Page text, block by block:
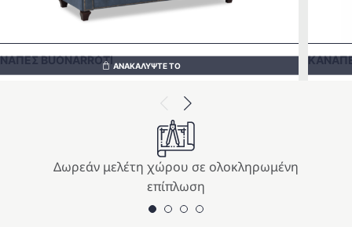
Previous
BUONARROTIΑΝΑΚΑΛΥΨΤΕ ΤΟ
Next
Δωρεάν μελέτη χώρου σε ολοκληρωμένη
επίπλωση